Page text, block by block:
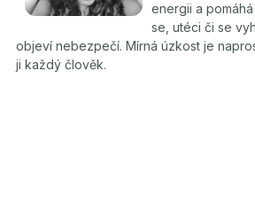
energii a
se, utéci či se
objeví nebezpečí. Mírná úzkost je
ji každý člověk.